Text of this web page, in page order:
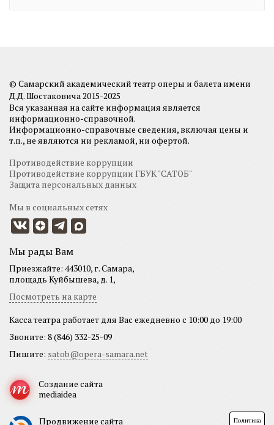
© Самарский академический театр оперы и балета имени
Д.Д. Шостаковича 2015-2025
Вся указанная на сайте информация является
информационно-справочной.
Информационно-справочные сведения, включая цены и
т.п., не являются ни рекламой, ни офертой.
Противодействие коррупции
Противодействие коррупции ГБУК "САТОБ"
Защита персональных данных
Мы в социальных сетях
Мы рады Вам
Приезжайте: 443010, г. Самара,
площадь Куйбышева, д. 1,
Посмотреть на карте
Касса театра работает для Вас ежедневно с 10:00 до 19:00
Звоните: 8 (846) 332-25-09
Пишите: satob@opera-samara.net
Создание сайта
mediaidea
Продвижение сайта Политика